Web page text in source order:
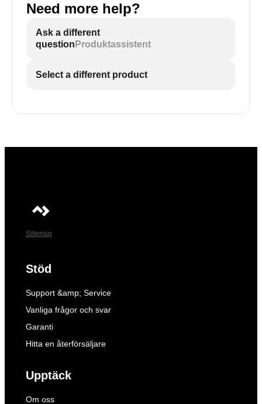
Need more help?
Ask a different
question Produktassistent
Select a different product
Sitemap
Stöd
Support &amp; Service
Vanliga frågor och svar
Garanti
Hitta en återförsäljare
Upptäck
Om oss